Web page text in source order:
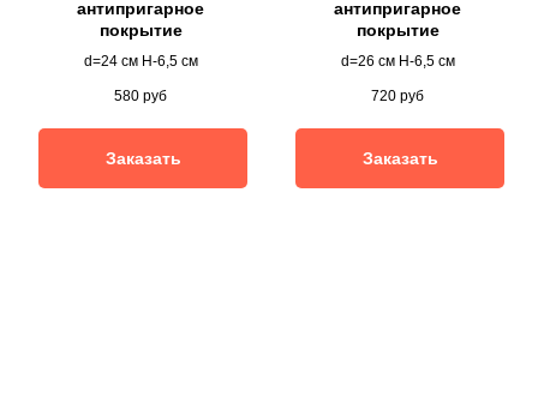
антипригарное
покрытие
d=24 см H-6,5 см
580 руб
Заказать
антипригарное
покрытие
d=26 см H-6,5 см
720 руб
Заказать